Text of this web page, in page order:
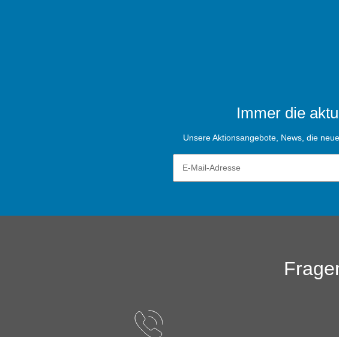
Immer die
Unsere Aktionsangebote, News, die